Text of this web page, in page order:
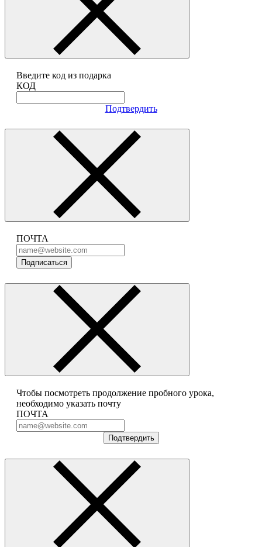
Введите код из подарка
КОД
Подтвердить
ПОЧТА
Подписаться
Чтобы посмотреть продолжение пробного урока,
необходимо указать почту
ПОЧТА
Подтвердить